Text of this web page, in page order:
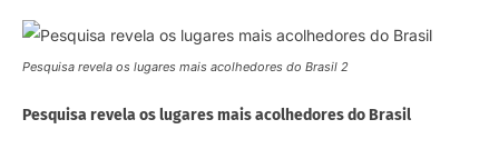
Pesquisa revela os lugares mais acolhedores do Brasil 2
Pesquisa revela os lugares mais acolhedores do Brasil